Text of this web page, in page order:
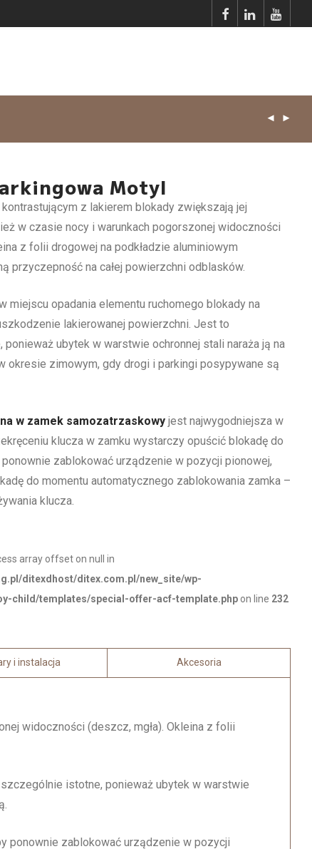
Motyl
z lakierem blokady zwiększają jej
w czasie nocy i warunkach pogorszonej widoczności
z folii drogowej na podkładzie aluminiowym
przyczepność na całej powierzchni odblasków.
miejscu opadania elementu ruchomego blokady na
lakierowanej powierzchni. Jest to
ubytek w warstwie ochronnej stali naraża ją na
okresie zimowym, gdy drogi i parkingi posypywane są
w zamek samozatrzaskowy jest najwygodniejsza w
klucza w zamku wystarczy opuścić blokadę do
zablokować urządzenie w pozycji pionowej,
do momentu automatycznego zablokowania zamka –
klucza.
array offset on null in
ditexdhost/ditex.com.pl/new_site/wp-
child/templates/special-offer-acf-template.php on line 232
i instalacja Akcesoria
widoczności (deszcz, mgła). Okleina z folii
istotne, ponieważ ubytek w warstwie
ponownie zablokować urządzenie w pozycji